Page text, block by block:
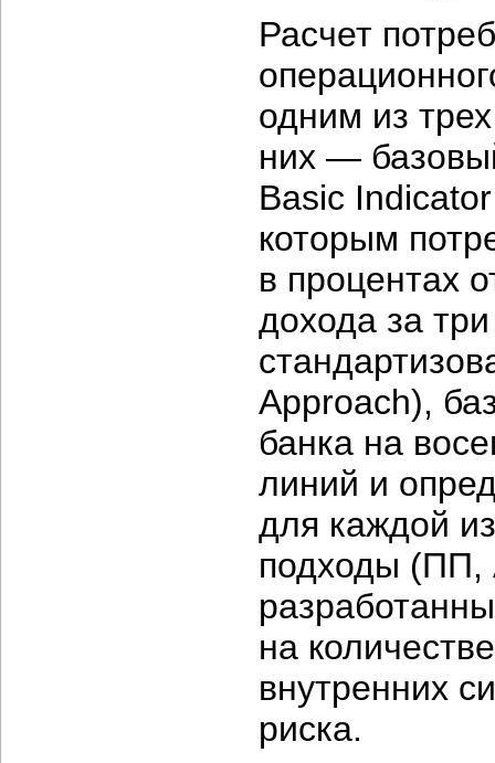
Расчет
одним из
них —
Basic
которым
в процентах
дохода за
Approach),
банка на
линий и
для каждой
подходы (ПП,
на
внутренних
риска.